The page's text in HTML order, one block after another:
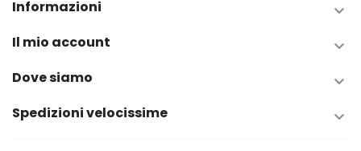
Informazioni 
Il mio account 
Dove siamo 
Spedizioni velocissime 